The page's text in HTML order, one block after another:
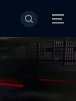
conţinutul